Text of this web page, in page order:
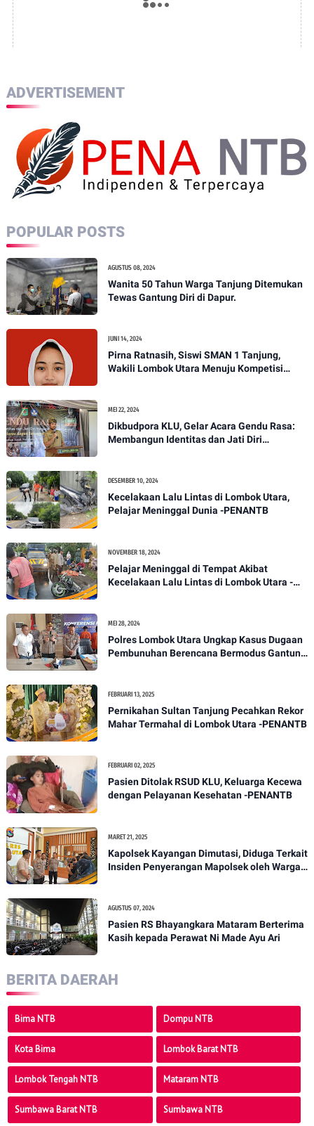
ADVERTISEMENT
POPULAR POSTS
AGUSTUS 08, 2024
Wanita 50 Tahun Warga Tanjung Ditemukan
Tewas Gantung Diri di Dapur.
JUNI 14, 2024
Pirna Ratnasih, Siswi SMAN 1 Tanjung,
Wakili Lombok Utara Menuju Kompetisi
MEI 22, 2024
Dikbudpora KLU, Gelar Acara Gendu Rasa:
Membangun Identitas dan Jati Diri
DESEMBER 10, 2024
Kecelakaan Lalu Lintas di Lombok Utara,
Pelajar Meninggal Dunia -PENANTB
NOVEMBER 18, 2024
Pelajar Meninggal di Tempat Akibat
Kecelakaan Lalu Lintas di Lombok Utara -
MEI 28, 2024
Polres Lombok Utara Ungkap Kasus Dugaan
Pembunuhan Berencana Bermodus Gantung
FEBRUARI 13, 2025
Pernikahan Sultan Tanjung Pecahkan Rekor
Mahar Termahal di Lombok Utara -PENANTB
FEBRUARI 02, 2025
Pasien Ditolak RSUD KLU, Keluarga Kecewa
dengan Pelayanan Kesehatan -PENANTB
MARET 21, 2025
Kapolsek Kayangan Dimutasi, Diduga Terkait
Insiden Penyerangan Mapolsek oleh Warga -
AGUSTUS 07, 2024
Pasien RS Bhayangkara Mataram Berterima
Kasih kepada Perawat Ni Made Ayu Ari
BERITA DAERAH
Bima NTB Dompu NTB
Kota Bima Lombok Barat NTB
Lombok Tengah NTB Mataram NTB
Sumbawa Barat NTB Sumbawa NTB